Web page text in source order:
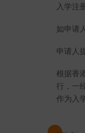
入学注
如申请
申请人
根据香
行，一
作为入